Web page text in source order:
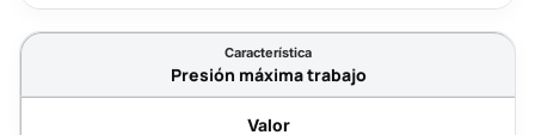
Presión máxima trabajo